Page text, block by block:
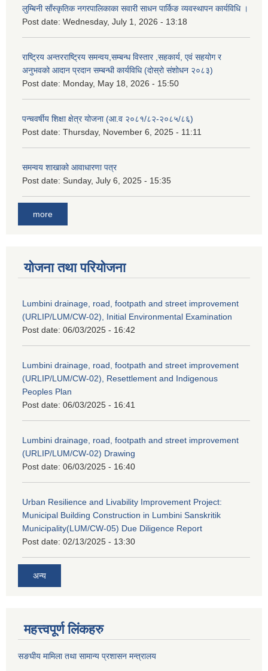
लुम्बिनी साँस्कृतिक नगरपालिकाका सवारी साधन पार्किङ व्यवस्थापन कार्यविधि ।
Post date: Wednesday, July 1, 2026 - 13:18
राष्ट्रिय अन्तरराष्ट्रिय समन्वय,सम्बन्ध विस्तार ,सहकार्य, एवं सहयोग र
अनुभवको आदान प्रदान सम्बन्धी कार्यविधि (दोस्रो संशोधन २०८३)
Post date: Monday, May 18, 2026 - 15:50
पन्चवर्षीय शिक्षा क्षेत्र योजना (आ.व २०८१/८२-२०८५/८६)
Post date: Thursday, November 6, 2025 - 11:11
समन्वय शाखाको आवाधारणा पत्र
Post date: Sunday, July 6, 2025 - 15:35
more
योजना तथा परियोजना
Lumbini drainage, road, footpath and street improvement
(URLIP/LUM/CW-02), Initial Environmental Examination
Post date: 06/03/2025 - 16:42
Lumbini drainage, road, footpath and street improvement
(URLIP/LUM/CW-02), Resettlement and Indigenous
Peoples Plan
Post date: 06/03/2025 - 16:41
Lumbini drainage, road, footpath and street improvement
(URLIP/LUM/CW-02) Drawing
Post date: 06/03/2025 - 16:40
Urban Resilience and Livability Improvement Project:
Municipal Building Construction in Lumbini Sanskritik
Municipality(LUM/CW-05) Due Diligence Report
Post date: 02/13/2025 - 13:30
अन्य
महत्त्वपूर्ण लिंकहरु
सङघीय मामिला तथा सामान्य प्रशासन मन्‍त्रालय